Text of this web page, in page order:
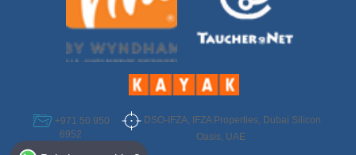
+971 50 950
6952
DSO-IFZA, IFZA Properties, Dubai Silicon
Oasis, UAE
Select Destination